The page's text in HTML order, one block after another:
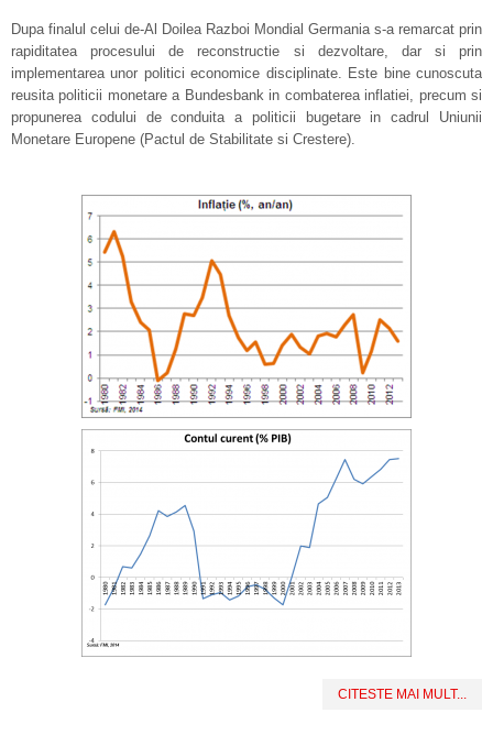
Dupa finalul celui de-Al Doilea Razboi Mondial Germania s-a remarcat prin
rapiditatea procesului de reconstructie si dezvoltare, dar si prin
implementarea unor politici economice disciplinate. Este bine cunoscuta
reusita politicii monetare a Bundesbank in combaterea inflatiei, precum si
propunerea codului de conduita a politicii bugetare in cadrul Uniunii
Monetare Europene (Pactul de Stabilitate si Crestere).
CITESTE MAI MULT...